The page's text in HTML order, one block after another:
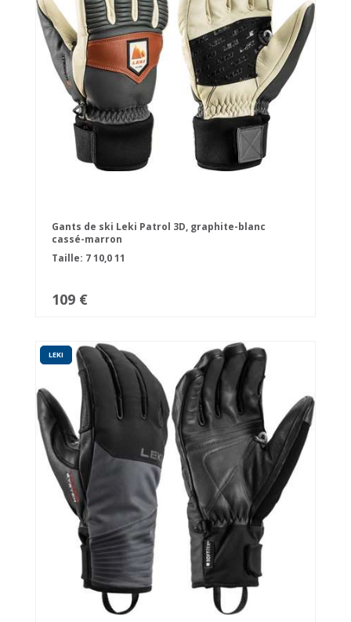
Gants de ski Leki Patrol 3D, graphite-blanc
cassé-marron
Taille: 710,011
109 €
LEKI